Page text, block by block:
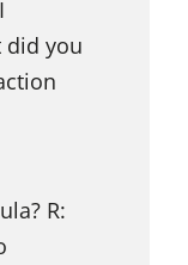
did you
R: